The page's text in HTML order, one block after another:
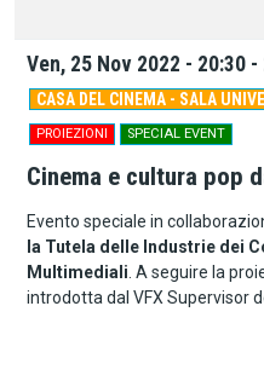
Ven, 25 Nov 2022 - 20:30 -
CASA DEL CINEMA - SALA
PROIEZIONI SPECIAL EVENT
Cinema e cultura pop
Evento speciale in
la Tutela delle Industrie dei
Multimediali . A seguire la
introdotta dal VFX Supervisor